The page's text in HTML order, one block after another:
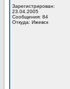
Зарегистрирован:
23.04.2005
Сообщения: 84
Откуда: Ижевск